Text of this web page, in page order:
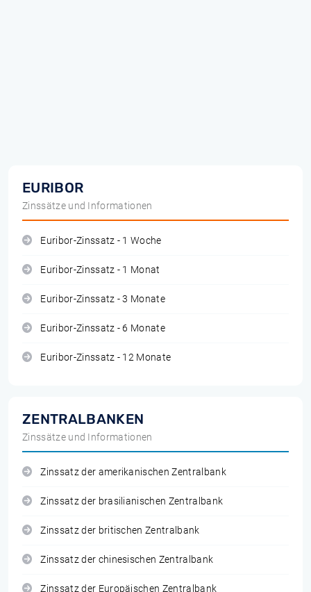
EURIBOR
Zinssätze und Informationen
Euribor-Zinssatz - 1 Woche
Euribor-Zinssatz - 1 Monat
Euribor-Zinssatz - 3 Monate
Euribor-Zinssatz - 6 Monate
Euribor-Zinssatz - 12 Monate
ZENTRALBANKEN
Zinssätze und Informationen
Zinssatz der amerikanischen Zentralbank
Zinssatz der brasilianischen Zentralbank
Zinssatz der britischen Zentralbank
Zinssatz der chinesischen Zentralbank
Zinssatz der Europäischen Zentralbank